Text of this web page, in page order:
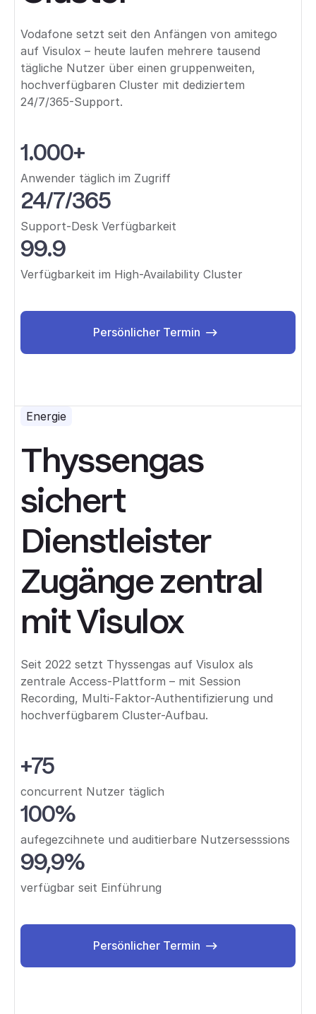
Vodafone setzt seit den Anfängen von amitego
auf Visulox – heute laufen mehrere tausend
tägliche Nutzer über einen gruppenweiten,
hochverfügbaren Cluster mit dediziertem
24/7/365-Support.
1.000+
Anwender täglich im Zugriff
24/7/365
Support-Desk Verfügbarkeit
99.9
Verfügbarkeit im High-Availability Cluster
Persönlicher Termin
Energie
Thyssengas
sichert
Dienstleister
Zugänge zentral
mit Visulox
Seit 2022 setzt Thyssengas auf Visulox als
zentrale Access-Plattform – mit Session
Recording, Multi-Faktor-Authentifizierung und
hochverfügbarem Cluster-Aufbau.
+75
concurrent Nutzer täglich
100%
aufegezcihnete und auditierbare Nutzersesssions
99,9%
verfügbar seit Einführung
Persönlicher Termin